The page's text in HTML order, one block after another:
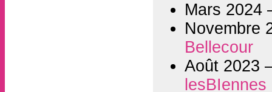
Mars 2024
Novembre
Bellecour
Août 2023